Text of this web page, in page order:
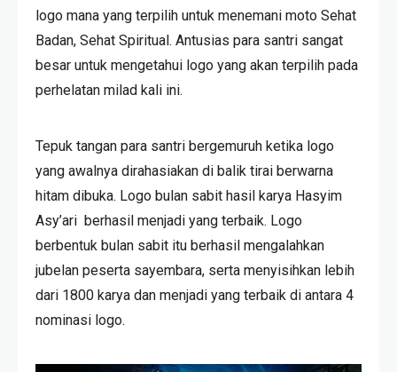
logo mana yang terpilih untuk menemani moto Sehat
Badan, Sehat Spiritual. Antusias para santri sangat
besar untuk mengetahui logo yang akan terpilih pada
perhelatan milad kali ini.
Tepuk tangan para santri bergemuruh ketika logo
yang awalnya dirahasiakan di balik tirai berwarna
hitam dibuka. Logo bulan sabit hasil karya Hasyim
Asy’ari berhasil menjadi yang terbaik. Logo
berbentuk bulan sabit itu berhasil mengalahkan
jubelan peserta sayembara, serta menyisihkan lebih
dari 1800 karya dan menjadi yang terbaik di antara 4
nominasi logo.